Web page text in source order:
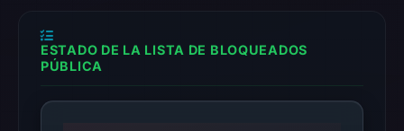
ESTADO DE LA LISTA DE BLOQUEADOS
PÚBLICA